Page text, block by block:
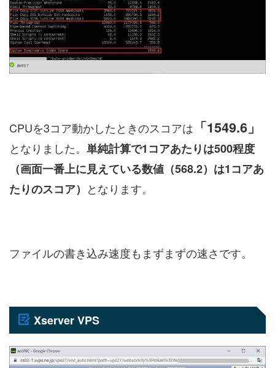
CPUを3コア動かしたときのスコアは 「1549.6」
となりました。 単純計算で1コアあたりは500程度
（画面一番上に見えている数値（568.2）は1コアあ
たりのスコア） となります。
ファイルの書き込み速度もまずまずの速さです。
Xserver VPS